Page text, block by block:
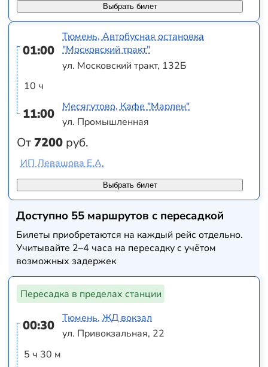
Выбрать билет
01:00
10 ч
11:00
От7200 руб.
Тюмень, Автобусная остановка
"Московский тракт"
ул. Московский тракт, 132Б
Месягутово, Кафе "Марлен"
ул. Промышленная
Выбрать билет
ИП Левашова Е.А.
Доступно 55 маршрутов с пересадкой
Билеты приобретаются на каждый рейс отдельно.
Учитывайте 2–4 часа на пересадку с учётом
возможных задержек
Пересадка в пределах станции
00:30
5 ч 30 м
Тюмень, ЖД вокзал
ул. Привокзальная, 22